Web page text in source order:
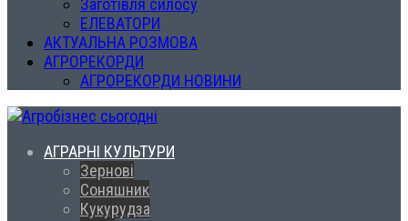
Заготівля силосу
ЕЛЕВАТОРИ
АКТУАЛЬНА РОЗМОВА
АГРОРЕКОРДИ
АГРОРЕКОРДИ НОВИНИ
АГРАРНІ КУЛЬТУРИ
Зернові
Соняшник
Кукурудза